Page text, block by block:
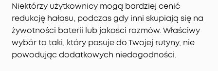
Niektórzy użytkownicy mogą bardziej cenić
redukcję hałasu, podczas gdy inni skupiają się na
żywotności baterii lub jakości rozmów. Właściwy
wybór to taki, który pasuje do Twojej rutyny, nie
powodując dodatkowych niedogodności.